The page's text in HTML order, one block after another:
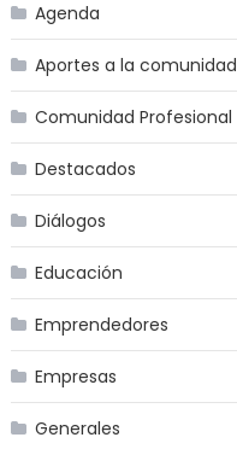
Agenda
Aportes a la comunidad
Comunidad Profesional
Destacados
Diálogos
Educación
Emprendedores
Empresas
Generales